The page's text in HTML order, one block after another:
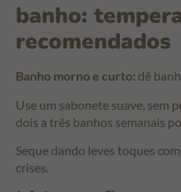
banho:
recomendados
Banho morno e curto: dê
Use um sabonete suave, sem
dois a três banhos semanais
Seque dando leves toques
crises.